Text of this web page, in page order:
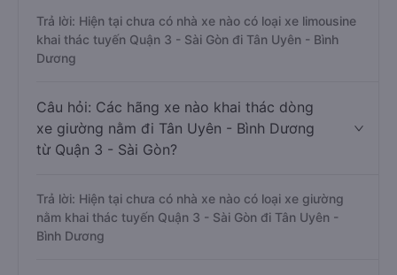
Trả lời: Hiện tại chưa có nhà xe nào có loại xe limousine
khai thác tuyến Quận 3 - Sài Gòn đi Tân Uyên - Bình
Dương
Câu hỏi: Các hãng xe nào khai thác dòng
xe giường nằm đi Tân Uyên - Bình Dương
từ Quận 3 - Sài Gòn?
Trả lời: Hiện tại chưa có nhà xe nào có loại xe giường
nằm khai thác tuyến Quận 3 - Sài Gòn đi Tân Uyên -
Bình Dương